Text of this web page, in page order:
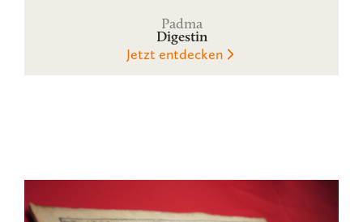
Padma
Digestin
Jetzt entdecken